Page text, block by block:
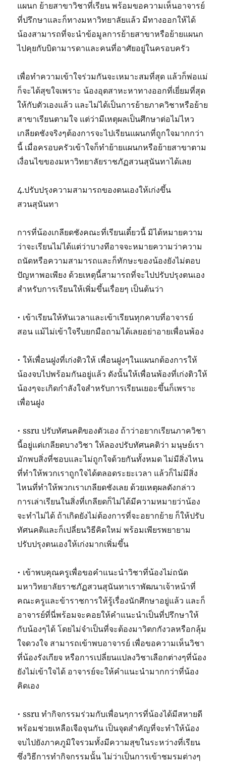
แผนก ย้ายสาขาวิชาที่เรียน พร้อมขอความเห็นอาจารย์
ที่ปรึกษาและก็ทางมหาวิทยาลัยแล้ว มีทางออกให้ได้
น้องสามารถที่จะนำข้อมูลการย้ายสาขาหรือย้ายแผนก
ไปคุยกับบิดามารดาและคนที่อาศัยอยู่ในครอบครัว
เพื่อทำความเข้าใจร่วมกันจะเหมาะสมที่สุด แล้วก็พ่อแม่
ก็จะได้สุขใจเพราะ น้องอุตสาหะหาทางออกที่เยี่ยมที่สุด
ให้กับตัวเองแล้ว และไม่ได้เป็นการย้ายภาควิชาหรือย้าย
สาขาเรียนตามใจ แต่ว่ามีเหตุผลเป็นศึกษาต่อไม่ไหว
เกลียดชังจริงๆต้องการจะไปเรียนแผนกที่ถูกใจมากกว่า
นี้ เมื่อครอบครัวเข้าใจก็ทำย้ายแผนกหรือย้ายสาขาตาม
เงื่อนไขของมหาวิทยาลัยราชภัฏสวนสุนันทาได้เลย
4.ปรับปรุงความสามารถของตนเองให้เก่งขึ้น
สวนสุนันทา
การที่น้องเกลียดชังคณะที่เรียนเดี๋ยวนี้ มิได้หมายความ
ว่าจะเรียนไม่ได้แต่ว่าบางทีอาจจะหมายความว่าความ
ถนัดหรือความสามารถและก็ทักษะของน้องยังไม่ตอบ
ปัญหาพอเพียง ด้วยเหตุนี้สามารถที่จะไปปรับปรุงตนเอง
สำหรับการเรียนให้เพิ่มขึ้นเรื่อยๆ เป็นต้นว่า
• เข้าเรียนให้ทันเวลาและเข้าเรียนทุกคาบที่อาจารย์
สอน แม้ไม่เข้าใจรีบยกมือถามได้เลยอย่าอายเพื่อนพ้อง
• ให้เพื่อนฝูงที่เก่งติวให้ เพื่อนฝูงๆในแผนกต้องการให้
น้องจบไปพร้อมกันอยู่แล้ว ดังนั้นให้เพื่อนพ้องที่เก่งติวให้
น้องๆจะเกิดกำลังใจสำหรับการเรียนเยอะขึ้นก็เพราะ
เพื่อนฝูง
• ssru ปรับทัศนคติของตัวเอง ถ้าว่าอยากเรียนภาควิชา
นี้อยู่แต่เกลียดบางวิชา ให้ลองปรับทัศนคติว่า มนุษย์เรา
มักพบสิ่งที่ชอบและไม่ถูกใจด้วยกันทั้งหมด ไม่มีสิ่งไหน
ที่ทำให้พวกเราถูกใจได้ตลอดระยะเวลา แล้วก็ไม่มีสิ่ง
ไหนที่ทำให้พวกเราเกลียดชังเลย ด้วยเหตุผลดังกล่าว
การเล่าเรียนในสิ่งที่เกลียดก็ไม่ได้มีความหมายว่าน้อง
จะทำไม่ได้ ถ้าเกิดยังไม่ต้องการที่จะอยากย้าย ก็ให้ปรับ
ทัศนคติและก็เปลี่ยนวิธีคิดใหม่ พร้อมเพียรพยายาม
ปรับปรุงตนเองให้เก่งมากเพิ่มขึ้น
• เข้าพบคุณครูเพื่อขอคำแนะนำวิชาที่น้องไม่ถนัด
มหาวิทยาลัยราชภัฏสวนสุนันทาเราพัฒนาเจ้าหน้าที่
คณะครูและข้าราชการให้รู้เรื่องนักศึกษาอยู่แล้ว และก็
อาจารย์ที่นี่พร้อมจะคอยให้คำแนะนำเป็นที่ปรึกษาให้
กับน้องๆได้ โดยไม่จำเป็นที่จะต้องมาวิตกกังวลหรือกลุ้ม
ใจดวงใจ สามารถเข้าพบอาจารย์ เพื่อขอความเห็นวิชา
ที่น้องรังเกียจ หรือการเปลี่ยนแปลงวิชาเลือกต่างๆที่น้อง
ยังไม่เข้าใจได้ อาจารย์จะให้คำแนะนำมากกว่าที่น้อง
คิดเอง
• ssru ทำกิจกรรมร่วมกับเพื่อนๆการที่น้องได้มีสหายดี
พร้อมช่วยเหลือเจือจุนกัน เป็นจุดสำคัญที่จะทำให้น้อง
จบไปยังภาคภูมิใจรวมทั้งมีความสุขในระหว่างที่เรียน
ซึ่งวิธีการทำกิจกรรมนั้น ไม่ว่าเป็นการเข้าชมรมต่างๆ